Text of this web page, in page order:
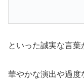
といった誠実な言葉
華やかな演出や過度